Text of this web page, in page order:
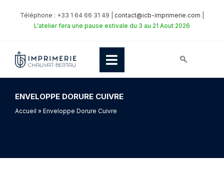
Téléphone : +33 1 64 66 31 49 | contact@icb-imprimerie.com
L'atelier fera une pause estivale du 3 au 21 Aout 2026
ENVELOPPE DORURE CUIVRE
Accueil » Enveloppe Dorure Cuivre